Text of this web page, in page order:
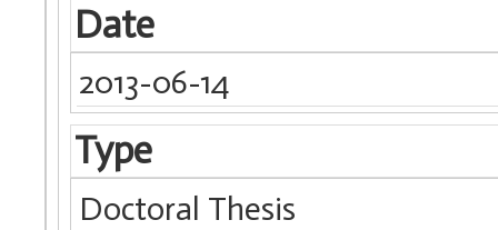
Date
2013-06-14
Type
Doctoral Thesis